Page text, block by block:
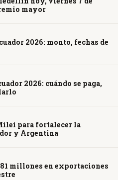
mayor
2026: monto, fechas de
2026: cuándo se paga,
para fortalecer la
y Argentina
millones en exportaciones